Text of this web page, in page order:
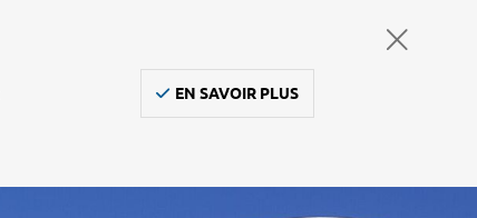
EN SAVOIR PLUS